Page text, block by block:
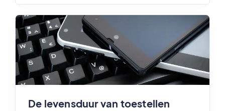
uitvoeren, aankopen doen, communiceren,
video’s bekijken, enz. Maar de vele voordelen
hebben spijtig genoeg ook een schaduwzijde...
De levensduur van toestellen